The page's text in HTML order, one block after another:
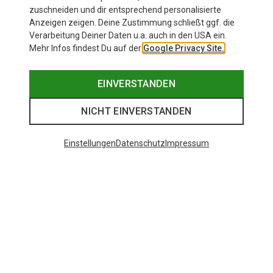
44,95 €
zuschneiden und dir entsprechend personalisierte
Anzeigen zeigen. Deine Zustimmung schließt ggf. die
Verarbeitung Deiner Daten u.a. auch in den USA ein.
Mehr Infos findest Du auf der Google Privacy Site.
EINVERSTANDEN
NICHT EINVERSTANDEN
EinstellungenDatenschutz Impressum